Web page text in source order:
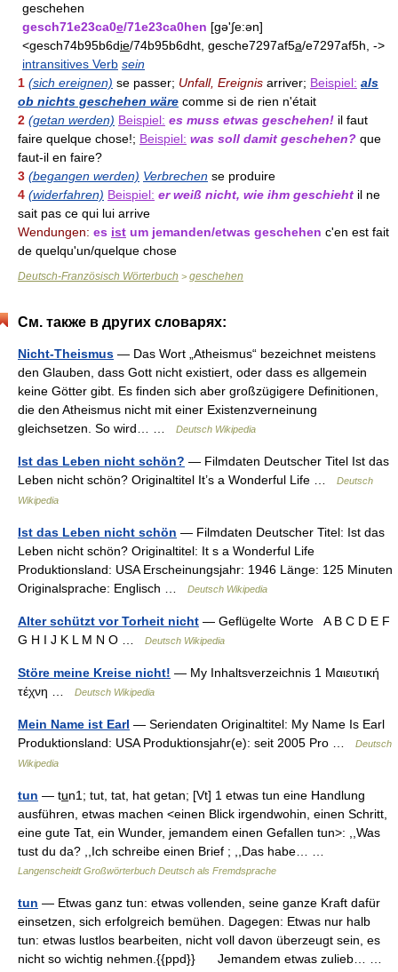
geschehen
gesch71e23ca0e/71e23ca0hen [gə'∫e:ən]
<gesch74b95b6die/74b95b6dht, gesche7297af5a/e7297af5h, ->
intransitives Verb sein
1 (sich ereignen) se passer; Unfall, Ereignis arriver; Beispiel: als
ob nichts geschehen wäre comme si de rien n'était
2 (getan werden) Beispiel: es muss etwas geschehen! il faut
faire quelque chose!; Beispiel: was soll damit geschehen? que
faut-il en faire?
3 (begangen werden) Verbrechen se produire
4 (widerfahren) Beispiel: er weiß nicht, wie ihm geschieht il ne
sait pas ce qui lui arrive
Wendungen: es ist um jemanden/etwas geschehen c'en est fait
de quelqu'un/quelque chose
Deutsch-Französisch Wörterbuch > geschehen
См. также в других словарях:
Nicht-Theismus — Das Wort „Atheismus“ bezeichnet meistens
den Glauben, dass Gott nicht existiert, oder dass es allgemein
keine Götter gibt. Es finden sich aber großzügigere Definitionen,
die den Atheismus nicht mit einer Existenzverneinung
gleichsetzen. So wird… …
Deutsch Wikipedia
Ist das Leben nicht schön? — Filmdaten Deutscher Titel Ist das
Leben nicht schön? Originaltitel It’s a Wonderful Life …
Deutsch
Wikipedia
Ist das Leben nicht schön — Filmdaten Deutscher Titel: Ist das
Leben nicht schön? Originaltitel: It s a Wonderful Life
Produktionsland: USA Erscheinungsjahr: 1946 Länge: 125 Minuten
Originalsprache: Englisch …
Deutsch Wikipedia
Alter schützt vor Torheit nicht — Geflügelte Worte A B C D E F
G H I J K L M N O …
Deutsch Wikipedia
Störe meine Kreise nicht! — My Inhaltsverzeichnis 1 Μαιευτική
τέχνη …
Deutsch Wikipedia
Mein Name ist Earl — Seriendaten Originaltitel: My Name Is Earl
Produktionsland: USA Produktionsjahr(e): seit 2005 Pro …
Deutsch
Wikipedia
tun — tu̲n1; tut, tat, hat getan; [Vt] 1 etwas tun eine Handlung
ausführen, etwas machen <einen Blick irgendwohin, einen Schritt,
eine gute Tat, ein Wunder, jemandem einen Gefallen tun>: ,,Was
tust du da? ,,Ich schreibe einen Brief ; ,,Das habe… …
Langenscheidt Großwörterbuch Deutsch als Fremdsprache
tun — Etwas ganz tun: etwas vollenden, seine ganze Kraft dafür
einsetzen, sich erfolgreich bemühen. Dagegen: Etwas nur halb
tun: etwas lustlos bearbeiten, nicht voll davon überzeugt sein, es
nicht so wichtig nehmen.{{ppd}} Jemandem etwas zulieb… …